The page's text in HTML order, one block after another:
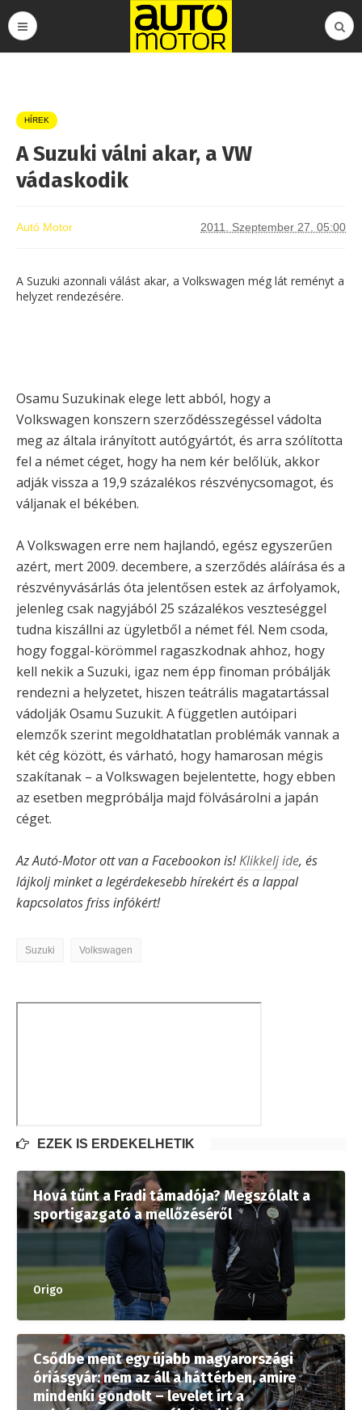
HÍREK
A Suzuki válni akar, a VW
vádaskodik
Autó Motor 2011. Szeptember 27. 05:00
A Suzuki azonnali válást akar, a Volkswagen még lát reményt a
helyzet rendezésére.
Osamu Suzukinak elege lett abból, hogy a
Volkswagen konszern szerződésszegéssel vádolta
meg az általa irányított autógyártót, és arra szólította
fel a német céget, hogy ha nem kér belőlük, akkor
adják vissza a 19,9 százalékos részvénycsomagot, és
váljanak el békében.
A Volkswagen erre nem hajlandó, egész egyszerűen
azért, mert 2009. decembere, a szerződés aláírása és a
részvényvásárlás óta jelentősen estek az árfolyamok,
jelenleg csak nagyjából 25 százalékos veszteséggel
tudna kiszállni az ügyletből a német fél. Nem csoda,
hogy foggal-körömmel ragaszkodnak ahhoz, hogy
kell nekik a Suzuki, igaz nem épp finoman próbálják
rendezni a helyzetet, hiszen teátrális magatartással
vádolják Osamu Suzukit. A független autóipari
elemzők szerint megoldhatatlan problémák vannak a
két cég között, és várható, hogy hamarosan mégis
szakítanak – a Volkswagen bejelentette, hogy ebben
az esetben megpróbálja majd fölvásárolni a japán
céget.
Az Autó-Motor ott van a Facebookon is!Klikkelj ide, és
lájkolj minket a legérdekesebb hírekért és a lappal
kapcsolatos friss infókért!
Suzuki Volkswagen
EZEK IS ÉRDEKELHETIK
Hová tűnt a Fradi támadója? Megszólalt a
sportigazgató a mellőzéséről
Origo
Csődbe ment egy újabb magyarországi
óriásgyár: nem az áll a háttérben, amire
mindenki gondolt – levelet írt a